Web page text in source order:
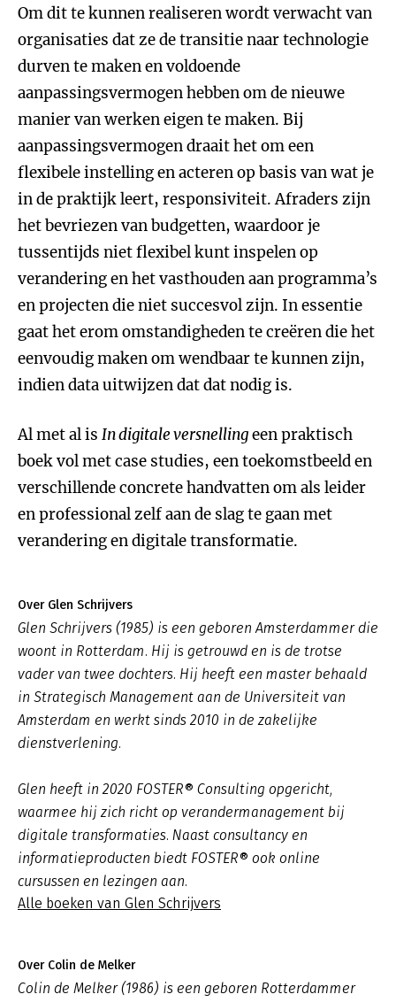
Om dit te kunnen realiseren wordt verwacht van
organisaties dat ze de transitie naar technologie
durven te maken en voldoende
aanpassingsvermogen hebben om de nieuwe
manier van werken eigen te maken. Bij
aanpassingsvermogen draait het om een
flexibele instelling en acteren op basis van wat je
in de praktijk leert, responsiviteit. Afraders zijn
het bevriezen van budgetten, waardoor je
tussentijds niet flexibel kunt inspelen op
verandering en het vasthouden aan programma’s
en projecten die niet succesvol zijn. In essentie
gaat het erom omstandigheden te creëren die het
eenvoudig maken om wendbaar te kunnen zijn,
indien data uitwijzen dat dat nodig is.
Al met al is In digitale versnellingeen praktisch
boek vol met case studies, een toekomstbeeld en
verschillende concrete handvatten om als leider
en professional zelf aan de slag te gaan met
verandering en digitale transformatie.
Over Glen Schrijvers
Glen Schrijvers (1985) is een geboren Amsterdammer die
woont in Rotterdam. Hij is getrouwd en is de trotse
vader van twee dochters. Hij heeft een master behaald
in Strategisch Management aan de Universiteit van
Amsterdam en werkt sinds 2010 in de zakelijke
dienstverlening.
Glen heeft in 2020 FOSTER® Consulting opgericht,
waarmee hij zich richt op verandermanagement bij
digitale transformaties. Naast consultancy en
informatieproducten biedt FOSTER® ook online
cursussen en lezingen aan.
Alle boeken van Glen Schrijvers
Over Colin de Melker
Colin de Melker (1986) is een geboren Rotterdammer